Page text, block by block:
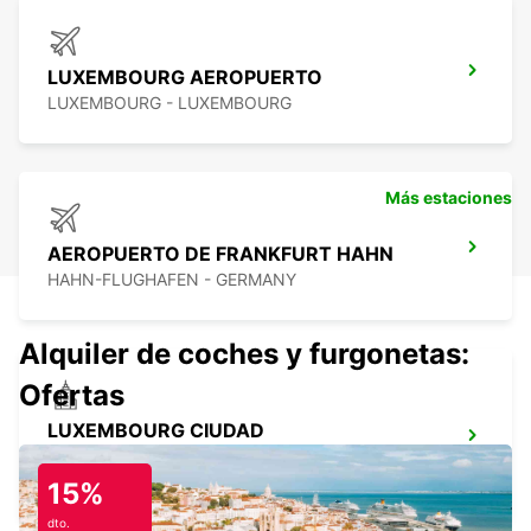
LUXEMBOURG AEROPUERTO
LUXEMBOURG - LUXEMBOURG
AEROPUERTO DE FRANKFURT HAHN
HAHN-FLUGHAFEN - GERMANY
LUXEMBOURG CIUDAD
WICKRANGE RECKANGE S/MESS -
LUXEMBOURG
Más estaciones
Alquiler de coches y furgonetas:
Ofertas
15%
dto.